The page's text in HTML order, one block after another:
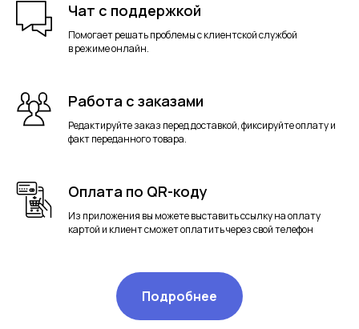
Чат с поддержкой
Помогает решать проблемы с клиентской службой
в режиме онлайн.
Работа с заказами
Редактируйте заказ перед доставкой, фиксируйте оплату и
факт переданного товара.
Оплата по QR-коду
Из приложения вы можете выставить ссылку на оплату
картой и клиент сможет оплатить через свой телефон
Подробнее